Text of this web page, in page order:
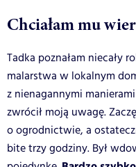
Chciałam mu
Tadka poznałam niecały
malarstwa w lokalnym
z nienagannymi
zwrócił moją uwagę.
o ogrodnictwie, a
bite trzy godziny. Był